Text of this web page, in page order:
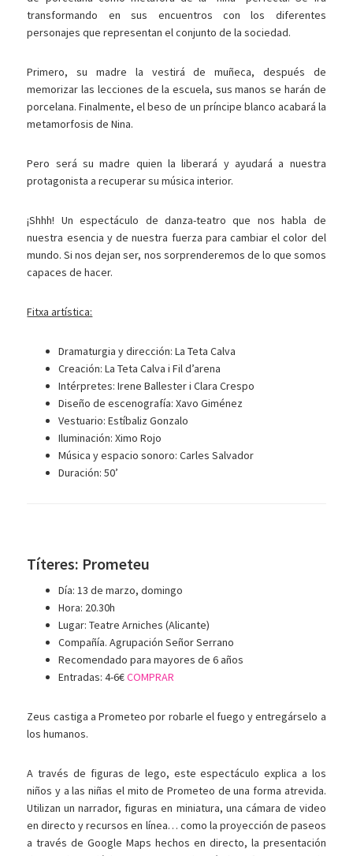
transformando en sus encuentros con los diferentes
personajes que representan el conjunto de la sociedad.
Primero, su madre la vestirá de muñeca, después de
memorizar las lecciones de la escuela, sus manos se harán de
porcelana. Finalmente, el beso de un príncipe blanco acabará la
metamorfosis de Nina.
Pero será su madre quien la liberará y ayudará a nuestra
protagonista a recuperar su música interior.
¡Shhh! Un espectáculo de danza-teatro que nos habla de
nuestra esencia y de nuestra fuerza para cambiar el color del
mundo. Si nos dejan ser, nos sorprenderemos de lo que somos
capaces de hacer.
Fitxa artística:
Dramaturgia y dirección: La Teta Calva
Creación: La Teta Calva i Fil d’arena
Intérpretes: Irene Ballester i Clara Crespo
Diseño de escenografía: Xavo Giménez
Vestuario: Estíbaliz Gonzalo
Iluminación: Ximo Rojo
Música y espacio sonoro: Carles Salvador
Duración: 50’
Títeres: Prometeu
Día: 13 de marzo, domingo
Hora: 20.30h
Lugar: Teatre Arniches (Alicante)
Compañía. Agrupación Señor Serrano
Recomendado para mayores de 6 años
Entradas: 4-6€COMPRAR
Zeus castiga a Prometeo por robarle el fuego y entregárselo a
los humanos.
A través de figuras de lego, este espectáculo explica a los
niños y a las niñas el mito de Prometeo de una forma atrevida.
Utilizan un narrador, figuras en miniatura, una cámara de video
en directo y recursos en línea… como la proyección de paseos
a través de Google Maps hechos en directo, la presentación